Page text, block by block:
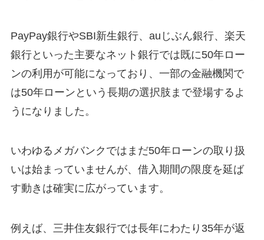
PayPay銀行やSBI新生銀行、auじぶん銀行、楽天
銀行といった主要なネット銀行では既に50年ロー
ンの利用が可能になっており、一部の金融機関で
は50年ローンという長期の選択肢まで登場するよ
うになりました。
いわゆるメガバンクではまだ50年ローンの取り扱
いは始まっていませんが、借入期間の限度を延ば
す動きは確実に広がっています。
例えば、三井住友銀行では長年にわたり35年が返